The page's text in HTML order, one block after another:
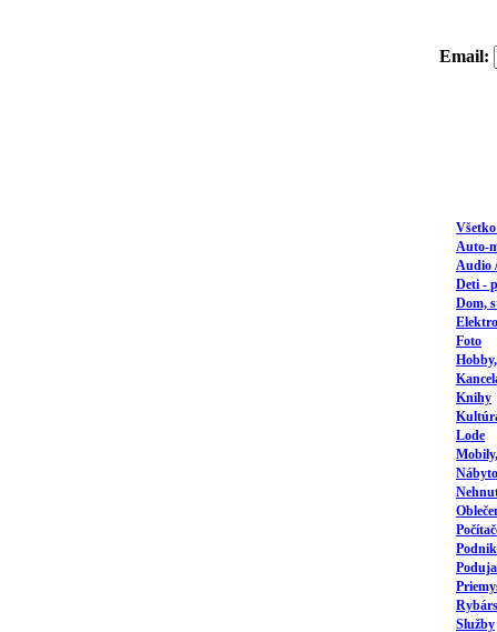
Email:
Auto-
Audio
Deti -
Dom,
Foto
Knihy
Lode
Služby